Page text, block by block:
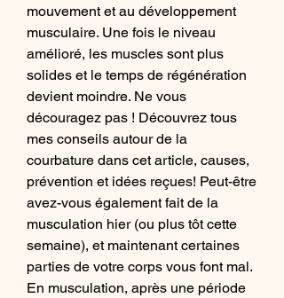
mouvement et au développement
musculaire. Une fois le niveau
amélioré, les muscles sont plus
solides et le temps de régénération
devient moindre. Ne vous
découragez pas ! Découvrez tous
mes conseils autour de la
courbature dans cet article, causes,
prévention et idées reçues! Peut-être
avez-vous également fait de la
musculation hier (ou plus tôt cette
semaine), et maintenant certaines
parties de votre corps vous font mal.
En musculation, après une période